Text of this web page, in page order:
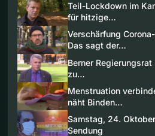
Teil-Lockdown im
für hitzige…
Verschärfung
Das sagt der…
Berner
zu…
Menstruation
näht Binden…
Samstag, 24.
Sendung